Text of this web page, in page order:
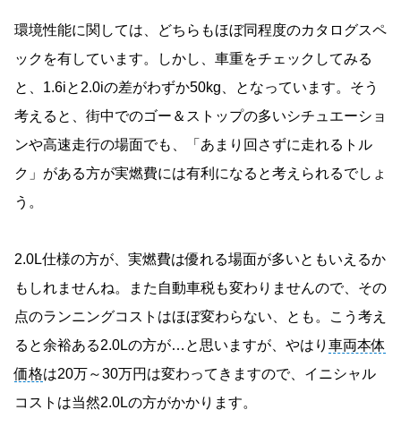
環境性能に関しては、どちらもほぼ同程度のカタログスペ
ックを有しています。しかし、車重をチェックしてみる
と、1.6iと2.0iの差がわずか50kg、となっています。そう
考えると、街中でのゴー＆ストップの多いシチュエーショ
ンや高速走行の場面でも、「あまり回さずに走れるトル
ク」がある方が実燃費には有利になると考えられるでしょ
う。
2.0L仕様の方が、実燃費は優れる場面が多いともいえるか
もしれませんね。また自動車税も変わりませんので、その
点のランニングコストはほぼ変わらない、とも。こう考え
ると余裕ある2.0Lの方が…と思いますが、やはり 車両本体
価格は20万～30万円は変わってきますので、イニシャル
コストは当然2.0Lの方がかかります。